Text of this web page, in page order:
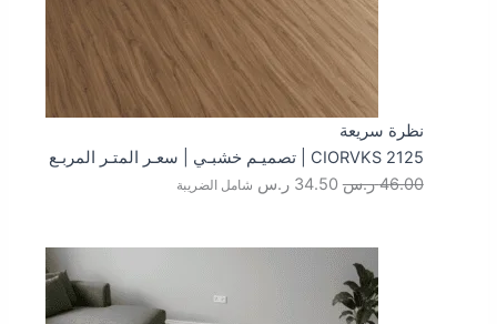
نظرة سريعة
CIORVKS 2125 | تصميـم خشبـي | سعـر المتـر المربـع
46.00 ر.س 34.50 ر.س شامل الضريبة
الأصلي
هو:
46.00 ر.س.